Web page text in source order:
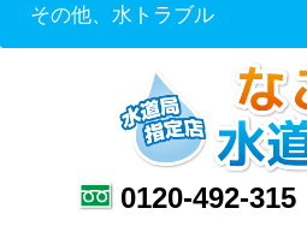
その他、水トラブル
0120-492-315